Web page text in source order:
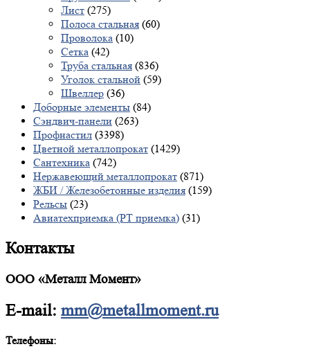
Лист (275)
Полоса стальная (60)
Проволока (10)
Сетка (42)
Труба стальная (836)
Уголок стальной (59)
Швеллер (36)
Доборные элементы (84)
Сэндвич-панели (263)
Профнастил (3398)
Цветной металлопрокат (1429)
Сантехника (742)
Нержавеющий металлопрокат (871)
ЖБИ / Железобетонные изделия (159)
Рельсы (23)
Авиатехприемка (РТ приемка) (31)
Контакты
ООО «Металл Момент»
E-mail: mm@metallmoment.ru
Телефоны: